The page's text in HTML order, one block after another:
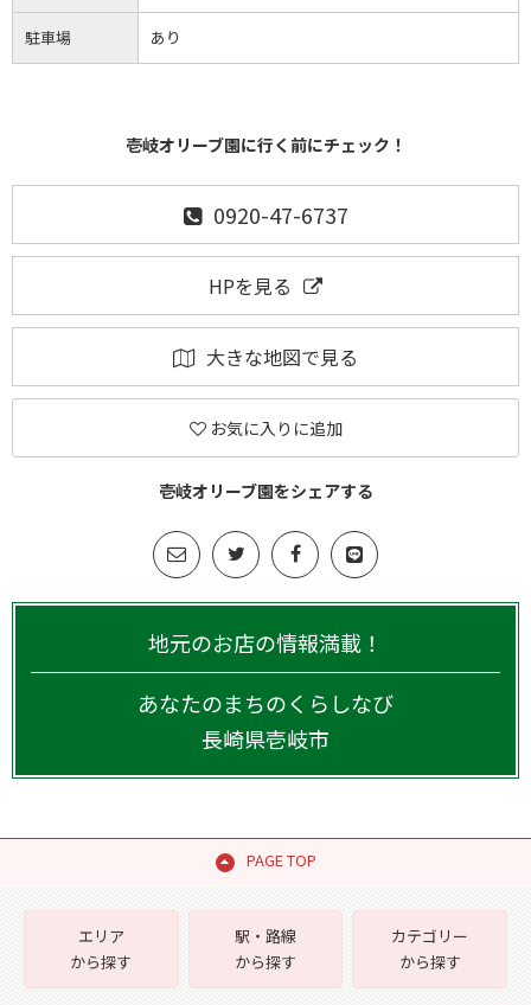
駐車場 あり
壱岐オリーブ園に行く前にチェック！
0920-47-6737
HPを見る
大きな地図で見る
お気に入りに追加
壱岐オリーブ園をシェアする
地元のお店の情報満載！
あなたのまちのくらしなび
長崎県壱岐市
PAGE TOP
エリア
から探す
駅・路線
から探す
カテゴリー
から探す